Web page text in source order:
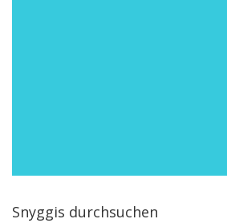
Snyggis durchsuchen